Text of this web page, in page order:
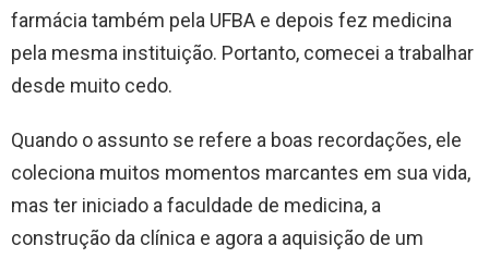
farmácia também pela UFBA e depois fez medicina
pela mesma instituição. Portanto, comecei a trabalhar
desde muito cedo.
​Quando o assunto se refere a boas recordações, ele
coleciona muitos momentos marcantes em sua vida,
mas ter iniciado a faculdade de medicina, a
construção da clínica e agora a aquisição de um